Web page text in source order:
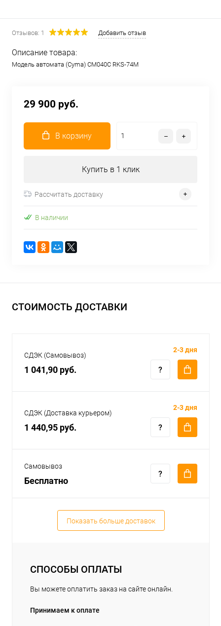
Отзывов: 1 Добавить отзыв
Описание товара:
Модель автомата (Cyma) CM040С RKS-74M
29 900 руб.
В корзину
Купить в 1 клик
Рассчитать доставку
В наличии
СТОИМОСТЬ ДОСТАВКИ
СДЭК (Самовывоз)
1 041,90 руб.
2-3 дня
СДЭК (Доставка курьером)
1 440,95 руб.
2-3 дня
Самовывоз
Бесплатно
Показать больше доставок
СПОСОБЫ ОПЛАТЫ
Вы можете оплатить заказ на сайте онлайн.
Принимаем к оплате